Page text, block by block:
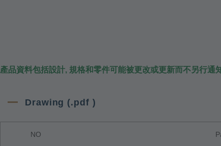
產品資料包括設計, 規格和零件可能被更改或更新而不另行通
Drawing (.pdf )
NO